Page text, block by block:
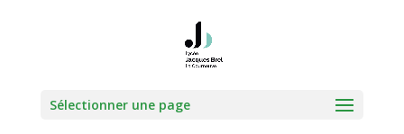
Sélectionner une page